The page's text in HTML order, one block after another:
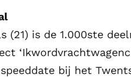
(21) is de 1.000ste
bij het